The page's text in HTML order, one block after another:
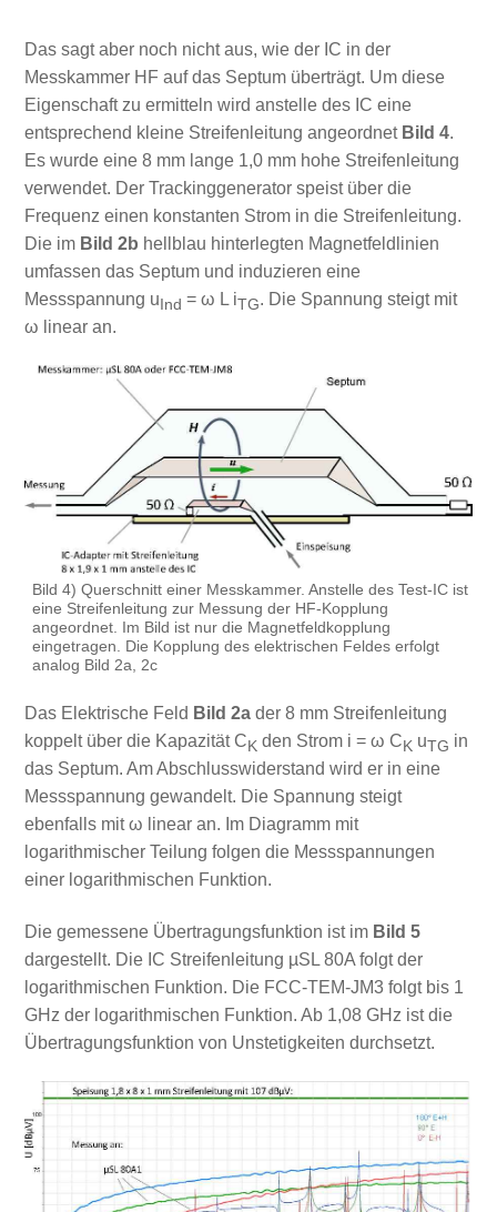
Das sagt aber noch nicht aus, wie der IC in der
Messkammer HF auf das Septum überträgt. Um diese
Eigenschaft zu ermitteln wird anstelle des IC eine
entsprechend kleine Streifenleitung angeordnet Bild 4.
Es wurde eine 8 mm lange 1,0 mm hohe Streifenleitung
verwendet. Der Trackinggenerator speist über die
Frequenz einen konstanten Strom in die Streifenleitung.
Die im Bild 2b hellblau hinterlegten Magnetfeldlinien
umfassen das Septum und induzieren eine
Messspannung u Ind = ω L iTG. Die Spannung steigt mit
ω linear an.
Bild 4) Querschnitt einer Messkammer. Anstelle des Test-IC ist
eine Streifenleitung zur Messung der HF-Kopplung
angeordnet. Im Bild ist nur die Magnetfeldkopplung
eingetragen. Die Kopplung des elektrischen Feldes erfolgt
analog Bild 2a, 2c
Das Elektrische Feld Bild 2ader 8 mm Streifenleitung
koppelt über die Kapazität C Kden Strom i = ω C KuTG in
das Septum. Am Abschlusswiderstand wird er in eine
Messspannung gewandelt. Die Spannung steigt
ebenfalls mit ω linear an. Im Diagramm mit
logarithmischer Teilung folgen die Messspannungen
einer logarithmischen Funktion.
Die gemessene Übertragungsfunktion ist im Bild 5
dargestellt. Die IC Streifenleitung µSL 80A folgt der
logarithmischen Funktion. Die FCC-TEM-JM3 folgt bis 1
GHz der logarithmischen Funktion. Ab 1,08 GHz ist die
Übertragungsfunktion von Unstetigkeiten durchsetzt.